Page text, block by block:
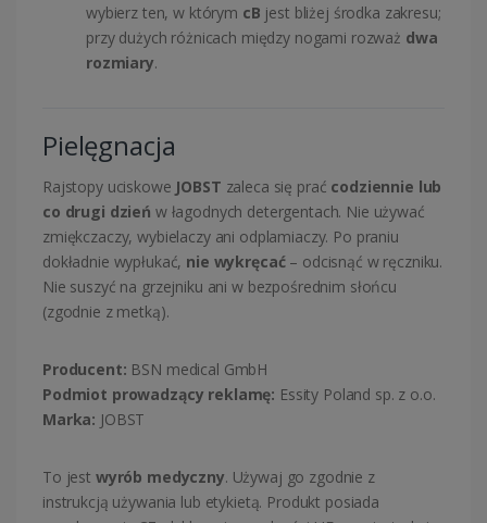
wybierz ten, w którym cB jest bliżej środka zakresu;
przy dużych różnicach między nogami rozważ dwa
rozmiary.
Pielęgnacja
Rajstopy uciskowe JOBST zaleca się prać codziennie lub
co drugi dzień w łagodnych detergentach. Nie używać
zmiękczaczy, wybielaczy ani odplamiaczy. Po praniu
dokładnie wypłukać, nie wykręcać– odcisnąć w ręczniku.
Nie suszyć na grzejniku ani w bezpośrednim słońcu
(zgodnie z metką).
Producent: BSN medical GmbH
Podmiot prowadzący reklamę: Essity Poland sp. z o.o.
Marka: JOBST
To jest wyrób medyczny. Używaj go zgodnie z
instrukcją używania lub etykietą. Produkt posiada